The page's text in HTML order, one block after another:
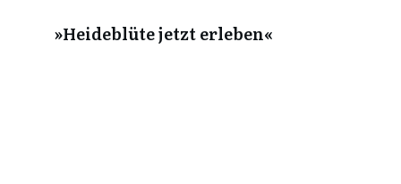
»Heideblüte jetzt erleben«